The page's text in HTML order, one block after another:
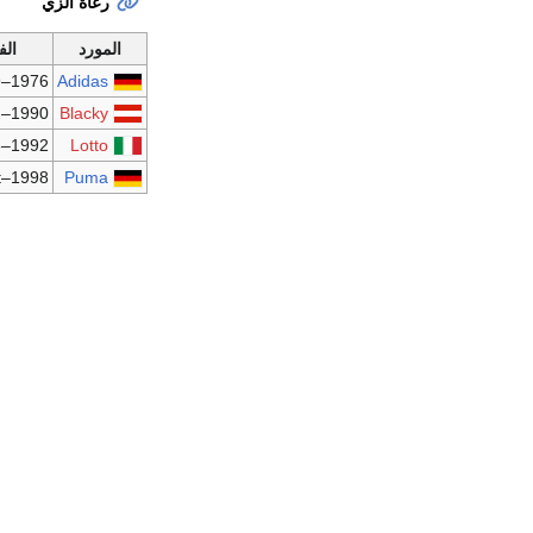
المورد
Adidas
1976–1989
Blacky
1990–1992
Lotto
1992–1998
Puma
1998–present